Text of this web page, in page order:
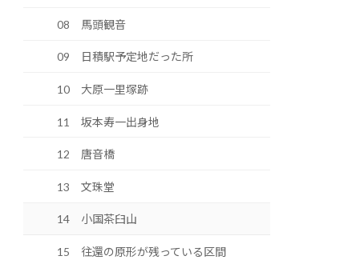
08 馬頭観音
09 日積駅予定地だった所
10 大原一里塚跡
11 坂本寿一出身地
12 唐音橋
13 文珠堂
14 小国茶臼山
15 往還の原形が残っている区間